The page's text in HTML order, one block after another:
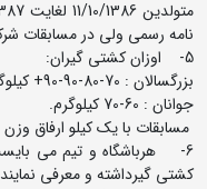
نامه رسمی ولی در مسابقات
5- اوزان کشتی گیران:
بزرگسالان : 70-80-90-90+ کیلوگرم.
جوانان : 60-70 کیلوگرم.
مسابقات با یک کیلو ارفاق
6- هرباشگاه و تیم می
کشتی گیرداشته و معرفی